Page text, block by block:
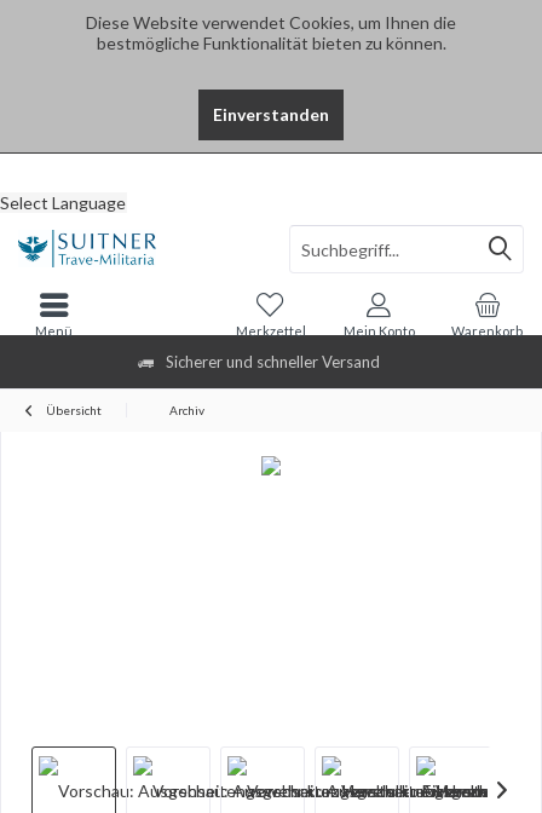
Diese Website verwendet Cookies, um Ihnen die
bestmögliche Funktionalität bieten zu können.
Einverstanden
Sicherer und schneller Versand
Select Language
Warenkorb
Merkzettel Mein Konto
Menü
Übersicht Archiv